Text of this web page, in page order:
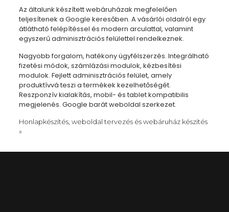
Az általunk készített webáruházak megfelelően
teljesítenek a Google keresőben. A vásárlói oldalról egy
átlátható felépítéssel és modern arculattal, valamint
egyszerű adminisztrációs felülettel rendelkeznek.
Nagyobb forgalom, hatékony ügyfélszerzés. Integrálható
fizetési módok, számlázási modulok, kézbesítési
modulok. Fejlett adminisztrációs felület, amely
produktívvá teszi a termékek kezelhetőségét.
Reszponzív kialakítás, mobil- és tablet kompatibilis
megjelenés. Google barát weboldal szerkezet.
Honlapkészítés, weboldal tervezés és webáruház készítés
»